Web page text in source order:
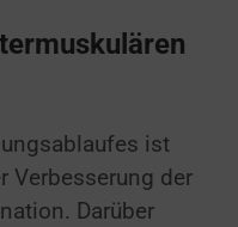
ist
Verbesserung der
Darüber